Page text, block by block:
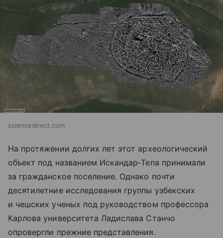
sciencedirect.com
На протяжении долгих лет этот археологический
объект под названием Искандар‑Тепа принимали
за гражданское поселение. Однако почти
десятилетние исследования группы узбекских
и чешских ученых под руководством профессора
Карлова университета Ладислава Станчо
опровергли прежние представления.